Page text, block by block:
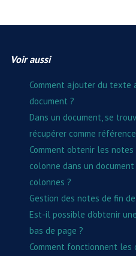
Voir aussi
Comment ajouter du texte
document ?
Dans un document, se
récupérer comme
Comment obtenir les
colonne dans un
colonnes ?
Gestion des notes de fin
Est-il possible d'obtenir
bas de page ?
Comment fonctionnent les